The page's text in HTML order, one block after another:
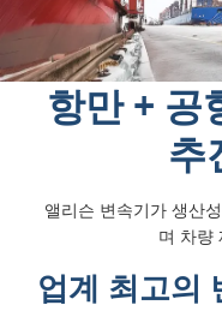
항만 + 공
추
앨리슨 변속기가 생산
며 차량
업계 최고의